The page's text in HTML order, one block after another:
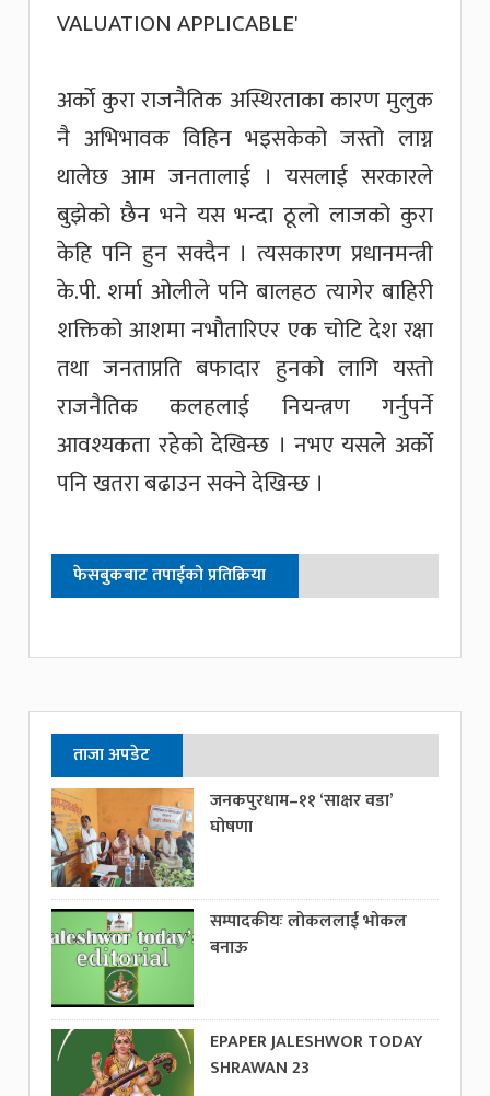
अर्काे कुरा राजनैतिक अस्थिरताका कारण मुलुक
नै अभिभावक विहिन भइसकेको जस्तो लाग्न
थालेछ आम जनतालाई । यसलाई सरकारले
बुझेको छैन भने यस भन्दा ठूलो लाजको कुरा
केहि पनि हुन सक्दैन । त्यसकारण प्रधानमन्त्री
के.पी. शर्मा ओलीले पनि बालहठ त्यागेर बाहिरी
शक्तिको आशमा नभौतारिएर एक चोटि देश रक्षा
तथा जनताप्रति बफादार हुनको लागि यस्तो
राजनैतिक कलहलाई नियन्त्रण गर्नुपर्ने
आवश्यकता रहेको देखिन्छ । नभए यसले अर्काे
पनि खतरा बढाउन सक्ने देखिन्छ ।
फेसबुकबाट तपाईको प्रतिक्रिया
ताजा अपडेट
जनकपुरधाम–११ ‘साक्षर वडा’
घोषणा
सम्पादकीयः लोकललाई भोकल
बनाऊ
EPAPER JALESHWOR TODAY
SHRAWAN 23